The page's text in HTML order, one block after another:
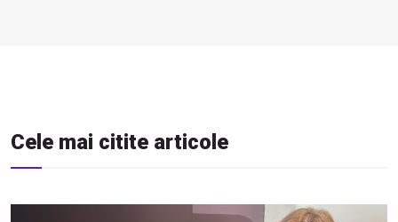
Cele mai citite articole